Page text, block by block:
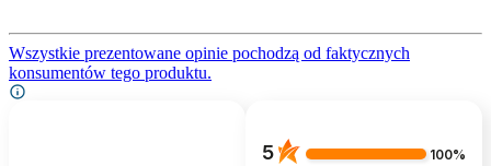
Wszystkie prezentowane opinie pochodzą od faktycznych
konsumentów tego produktu.
5 100%